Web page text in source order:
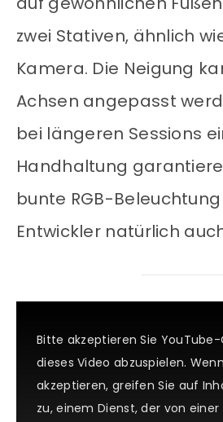
zwei Stativen, ähnlich
Kamera. Die Neigung
Achsen angepasst
bei längeren Sessions
Handhaltung
bunte RGB-
Entwickler natürlich
Bitte akzeptieren Sie
dieses Video abzuspielen.
akzeptieren, greifen Sie auf
zu, einem Dienst, der von